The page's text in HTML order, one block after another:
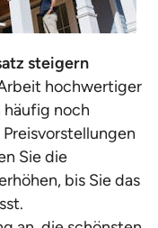
steigern
hochwertiger
häufig noch
Sie die
bis Sie das